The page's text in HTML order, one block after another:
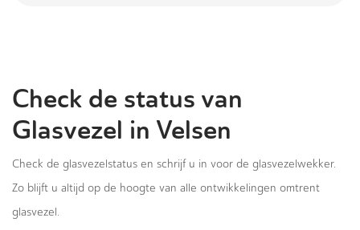
Check de status van
Glasvezel in Velsen
Check de glasvezelstatus en schrijf u in voor de glasvezelwekker.
Zo blijft u altijd op de hoogte van alle ontwikkelingen omtrent
glasvezel.